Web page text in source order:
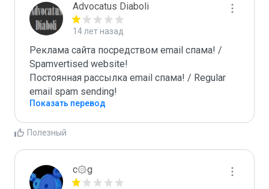
Advocatus Diaboli
14 лет назад
Реклама сайта посредством email спама! /
Spamvertised website!
Постоянная рассылка email спама! / Regular
email spam sending!
Показать перевод
Полезный
c۞g